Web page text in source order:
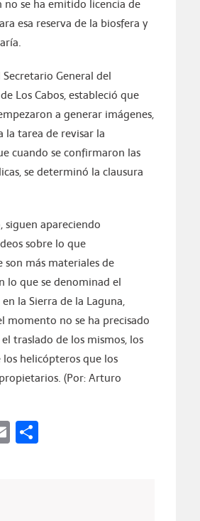
se ha emitido licencia de
esa reserva de la biosfera y
General del
Los Cabos, estableció que
a generar imágenes,
la tarea de revisar la
cuando se confirmaron las
se determinó la clausura
apareciendo
sobre lo que
son más materiales de
lo que se denominad el
la Sierra de la Laguna,
momento no se ha precisado
traslado de los mismos, los
helicópteros que los
(Por: Arturo
EmailCompartir